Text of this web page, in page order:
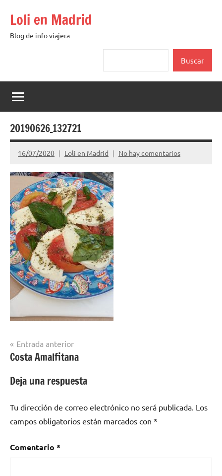
contenido
Loli en Madrid
Blog de info viajera
Buscar
20190626_132721
16/07/2020 Loli en Madrid No hay comentarios
Navegación
de
entradas
Entrada anterior
Costa Amalfitana
Deja una respuesta
Tu dirección de correo electrónico no será publicada. Los
campos obligatorios están marcados con *
Comentario *